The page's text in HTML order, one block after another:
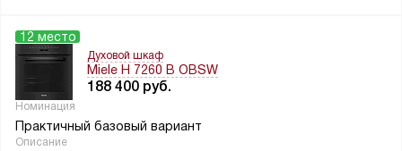
12 место
Духовой шкаф
Miele H 7260 B OBSW
188 400 руб.
Номинация
Практичный базовый вариант
Описание